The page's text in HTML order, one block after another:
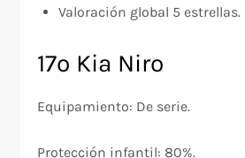
Valoración global 5 estrellas.
17º Kia Niro
Equipamiento: De serie.
Protección infantil: 80%.